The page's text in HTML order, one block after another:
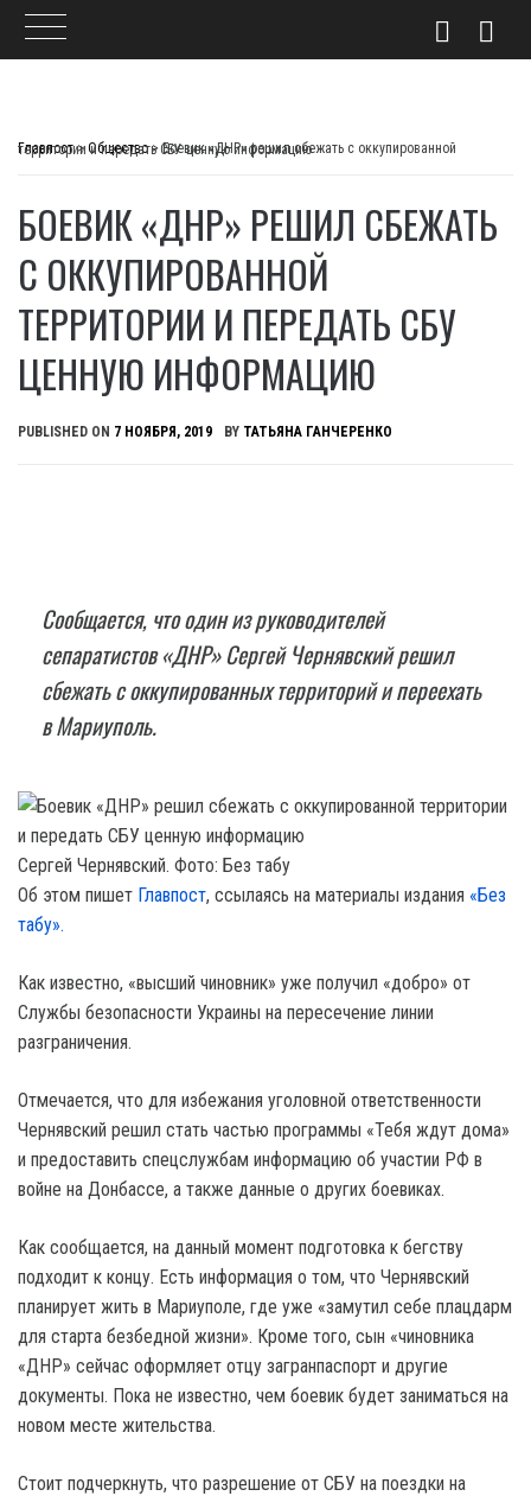
Главпост>Общество>
Боевик «ДНР» решил сбежать с оккупированной территории и передать СБУ ценную информацию
БОЕВИК «ДНР» РЕШИЛ СБЕЖАТЬ
С ОККУПИРОВАННОЙ
ТЕРРИТОРИИ И ПЕРЕДАТЬ СБУ
ЦЕННУЮ ИНФОРМАЦИЮ
PUBLISHED ON 7 НОЯБРЯ, 2019 BY ТАТЬЯНА ГАНЧЕРЕНКО
Сообщается, что один из руководителей
сепаратистов «ДНР» Сергей Чернявский решил
сбежать с оккупированных территорий и переехать
в Мариуполь.
Сергей Чернявский. Фото: Без табу
Об этом пишет Главпост, ссылаясь на материалы издания «Без
табу».
Как известно, «высший чиновник» уже получил «добро» от
Службы безопасности Украины на пересечение линии
разграничения.
Отмечается, что для избежания уголовной ответственности
Чернявский решил стать частью программы «Тебя ждут дома»
и предоставить спецслужбам информацию об участии РФ в
войне на Донбассе, а также данные о других боевиках.
Как сообщается, на данный момент подготовка к бегству
подходит к концу. Есть информация о том, что Чернявский
планирует жить в Мариуполе, где уже «замутил себе плацдарм
для старта безбедной жизни». Кроме того, сын «чиновника
«ДНР» сейчас оформляет отцу загранпаспорт и другие
документы. Пока не известно, чем боевик будет заниматься на
новом месте жительства.
Стоит подчеркнуть, что разрешение от СБУ на поездки на